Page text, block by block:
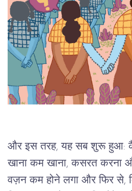
और इस तरह, यह सब शुरू हुआ:
खाना कम खाना, कसरत करना
वज़न कम होने लगा और फिर से,